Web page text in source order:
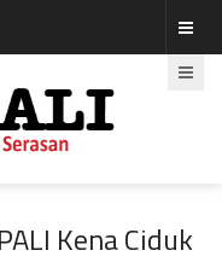
Kena Ciduk